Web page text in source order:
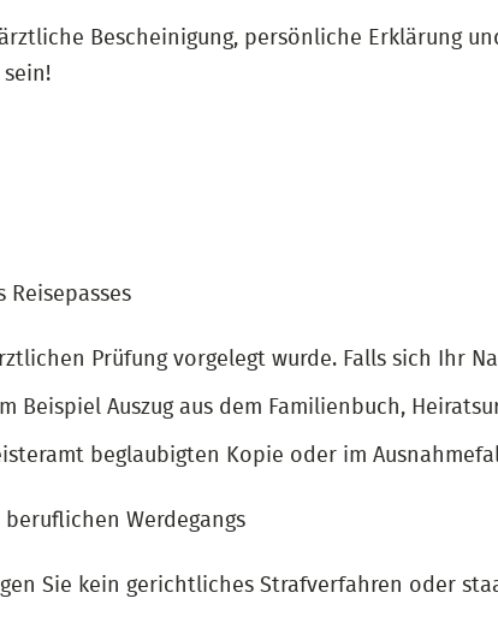
Bescheinigung, persönliche Erklärung
Prüfung vorgelegt wurde. Falls sich Ihr
Beispiel Auszug aus dem Familienbuch,
beglaubigten Kopie oder im
Werdegangs
Sie kein gerichtliches Strafverfahren oder